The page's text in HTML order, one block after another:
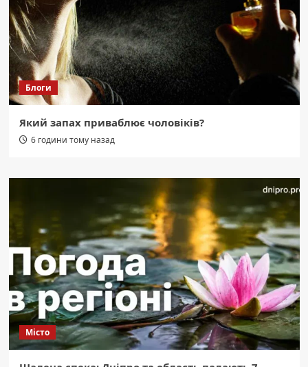
Блоги
Який запах приваблює чоловіків?
6 години тому назад
Місто